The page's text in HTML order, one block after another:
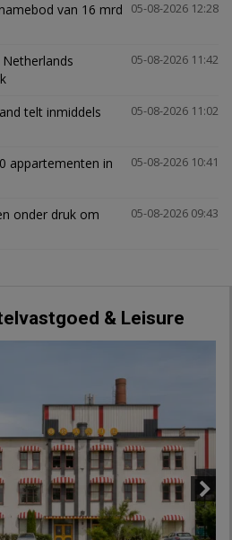
05-08-2026 12:28
van 16 mrd
05-08-2026 11:42
05-08-2026 11:02
telt inmiddels
05-08-2026 10:41
appartementen in
05-08-2026 09:43
onder druk om
& Leisure
Next